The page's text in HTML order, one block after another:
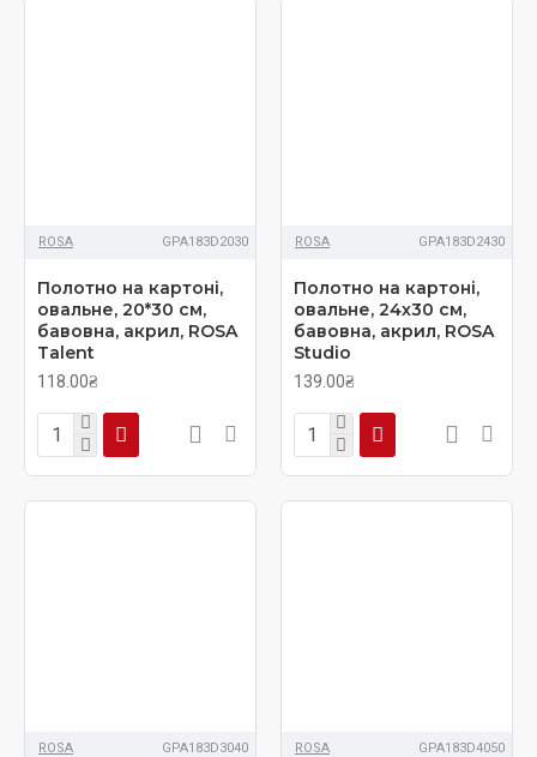
ROSA GPA183D2030
Полотно на картоні,
овальне, 20*30 см,
бавовна, акрил, ROSA
Talent
118.00₴
ROSA GPA183D2430
Полотно на картоні,
овальне, 24х30 см,
бавовна, акрил, ROSA
Studio
139.00₴
ROSA GPA183D3040 ROSA GPA183D4050